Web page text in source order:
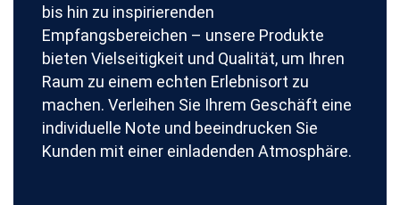
bis hin zu inspirierenden
Empfangsbereichen – unsere Produkte
bieten Vielseitigkeit und Qualität, um Ihren
Raum zu einem echten Erlebnisort zu
machen. Verleihen Sie Ihrem Geschäft eine
individuelle Note und beeindrucken Sie
Kunden mit einer einladenden Atmosphäre.